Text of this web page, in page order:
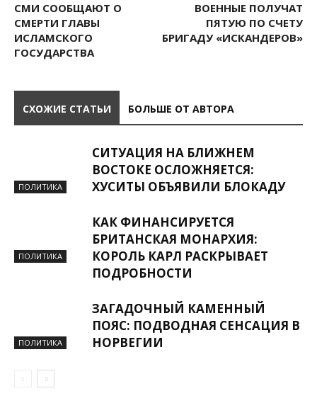
СМИ СООБЩАЮТ О
СМЕРТИ ГЛАВЫ
ИСЛАМСКОГО
ГОСУДАРСТВА
ВОЕННЫЕ ПОЛУЧАТ
ПЯТУЮ ПО СЧЕТУ
БРИГАДУ «ИСКАНДЕРОВ»
СХОЖИЕ СТАТЬИ БОЛЬШЕ ОТ АВТОРА
ПОЛИТИКА
СИТУАЦИЯ НА БЛИЖНЕМ
ВОСТОКЕ ОСЛОЖНЯЕТСЯ:
ХУСИТЫ ОБЪЯВИЛИ БЛОКАДУ
ПОЛИТИКА
КАК ФИНАНСИРУЕТСЯ
БРИТАНСКАЯ МОНАРХИЯ:
КОРОЛЬ КАРЛ РАСКРЫВАЕТ
ПОДРОБНОСТИ
ПОЛИТИКА
ЗАГАДОЧНЫЙ КАМЕННЫЙ
ПОЯС: ПОДВОДНАЯ СЕНСАЦИЯ В
НОРВЕГИИ